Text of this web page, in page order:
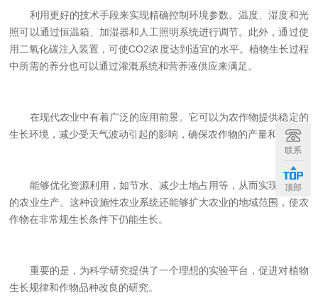
利用更好的技术手段来实现精确控制环境参数。温度、湿度和光
照可以通过恒温箱、加湿器和人工照明系统进行调节。此外，通过使
用二氧化碳注入装置，可使CO2浓度达到适宜的水平。植物生长过程
中所需的养分也可以通过灌溉系统和营养液供应来满足。
在现代农业中有着广泛的应用前景。它可以为农作物提供稳定的
生长环境，减少受天气波动引起的影响，确保农作物的产量和质量。
能够优化资源利用，如节水、减少土地占用等，从而实现更高效
的农业生产。这种设施性农业系统还能够扩大农业的地域范围，使农
作物在非常规生长条件下仍能生长。
重要的是，为科学研究提供了一个理想的实验平台，促进对植物
生长规律和作物品种改良的研究。
联系
顶部